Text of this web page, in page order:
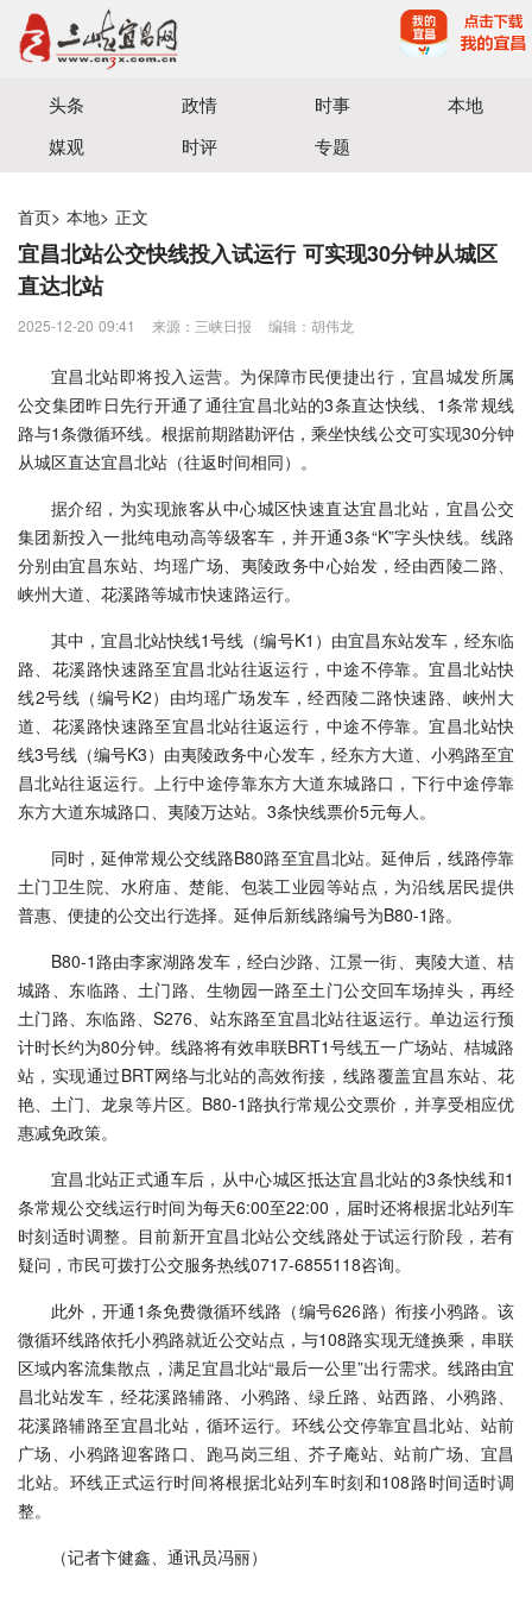
宜昌三峡融媒体中心主办
头条 政情 时事
本地
媒观
时评 专题
首页> 本地> 正文
宜昌北站公交快线投入试运行 可实现30分钟从城区
直达北站
2025-12-20 09:41 来源：三峡日报 编辑：胡伟龙
宜昌北站即将投入运营。为保障市民便捷出行，宜昌城发所属
公交集团昨日先行开通了通往宜昌北站的3条直达快线、1条常规线
路与1条微循环线。根据前期踏勘评估，乘坐快线公交可实现30分钟
从城区直达宜昌北站（往返时间相同）。
据介绍，为实现旅客从中心城区快速直达宜昌北站，宜昌公交
集团新投入一批纯电动高等级客车，并开通3条“K”字头快线。线路
分别由宜昌东站、均瑶广场、夷陵政务中心始发，经由西陵二路、
峡州大道、花溪路等城市快速路运行。
其中，宜昌北站快线1号线（编号K1）由宜昌东站发车，经东临
路、花溪路快速路至宜昌北站往返运行，中途不停靠。宜昌北站快
线2号线（编号K2）由均瑶广场发车，经西陵二路快速路、峡州大
道、花溪路快速路至宜昌北站往返运行，中途不停靠。宜昌北站快
线3号线（编号K3）由夷陵政务中心发车，经东方大道、小鸦路至宜
昌北站往返运行。上行中途停靠东方大道东城路口，下行中途停靠
东方大道东城路口、夷陵万达站。3条快线票价5元每人。
同时，延伸常规公交线路B80路至宜昌北站。延伸后，线路停靠
土门卫生院、水府庙、楚能、包装工业园等站点，为沿线居民提供
普惠、便捷的公交出行选择。延伸后新线路编号为B80-1路。
B80-1路由李家湖路发车，经白沙路、江景一街、夷陵大道、桔
城路、东临路、土门路、生物园一路至土门公交回车场掉头，再经
土门路、东临路、S276、站东路至宜昌北站往返运行。单边运行预
计时长约为80分钟。线路将有效串联BRT1号线五一广场站、桔城路
站，实现通过BRT网络与北站的高效衔接，线路覆盖宜昌东站、花
艳、土门、龙泉等片区。B80-1路执行常规公交票价，并享受相应优
惠减免政策。
宜昌北站正式通车后，从中心城区抵达宜昌北站的3条快线和1
条常规公交线运行时间为每天6:00至22:00，届时还将根据北站列车
时刻适时调整。目前新开宜昌北站公交线路处于试运行阶段，若有
疑问，市民可拨打公交服务热线0717-6855118咨询。
此外，开通1条免费微循环线路（编号626路）衔接小鸦路。该
微循环线路依托小鸦路就近公交站点，与108路实现无缝换乘，串联
区域内客流集散点，满足宜昌北站“最后一公里”出行需求。线路由宜
昌北站发车，经花溪路辅路、小鸦路、绿丘路、站西路、小鸦路、
花溪路辅路至宜昌北站，循环运行。环线公交停靠宜昌北站、站前
广场、小鸦路迎客路口、跑马岗三组、芥子庵站、站前广场、宜昌
北站。环线正式运行时间将根据北站列车时刻和108路时间适时调
整。
（记者卞健鑫、通讯员冯丽）